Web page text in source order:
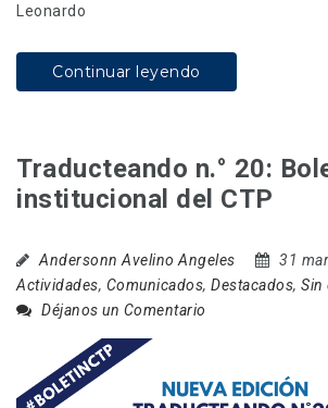
Leonardo
Continuar leyendo
Traducteando n.° 20:
institucional del CTP
Andersonn Avelino Angeles
31
Actividades, Comunicados, Destacados, Sin
Déjanos un Comentario